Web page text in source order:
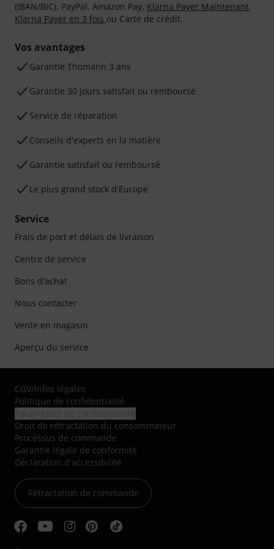
(IBAN/BIC), PayPal, Amazon Pay, Klarna Payer Maintenant,
Klarna Payer en 3 fois ou Carte de crédit.
Vos avantages
Ga­ran­tie Thomann 3 ans
Garantie 30 jours satisfait ou remboursé
Service de réparation
Conseils d'experts en la matière
Garantie satisfait ou remboursé
Le plus grand stock d'Europe
Service
Frais de port et délais de livraison
Centre de service
Bons d'achat
Nous contacter
Vente en magasin
Aperçu du service
CGV/Infos légales
Politique de confidentialité
Droit de rétractation du consommateur
Processus de commande
Garantie légale de conformité
Déclaration d'accessibilité
Rétractation de commande